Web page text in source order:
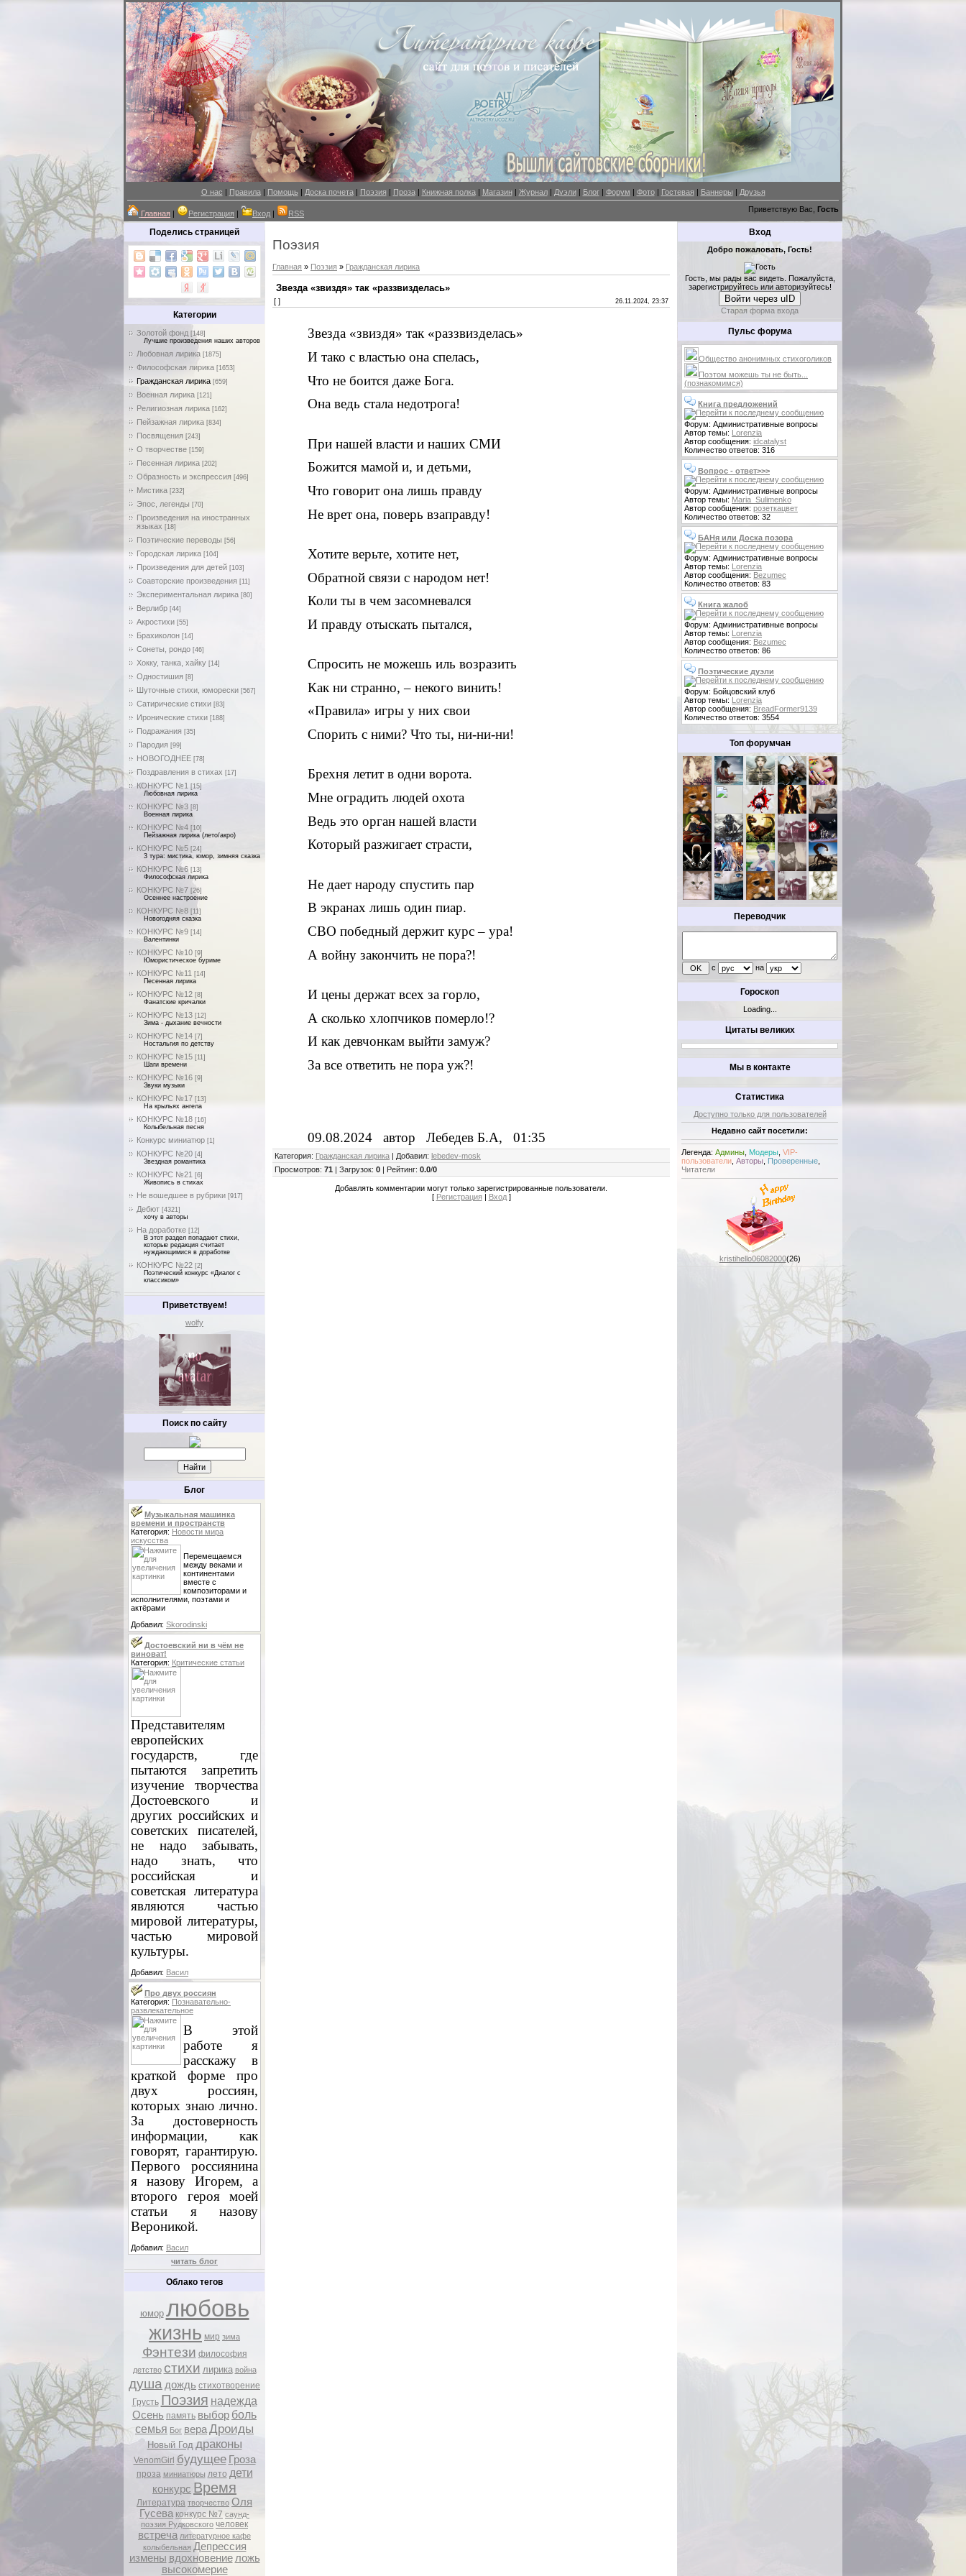
О нас | Правила| Помощь | Доска почета| Поэзия | Проза| Книжная полка| Магазин| Журнал| Дуэли| Блог| Форум | Фото| Гостевая | Баннеры | Друзья
Главная | Регистрация | Вход | RSS Приветствую Вас, Гость
Поделись страницей
Категории
Золотой фонд [148]
Лучшие произведения наших авторов
Любовная лирика [1875]
Философская лирика [1653]
Гражданская лирика [659]
Военная лирика [121]
Религиозная лирика [162]
Пейзажная лирика [834]
Посвящения [243]
О творчестве [159]
Песенная лирика [202]
Образность и экспрессия [496]
Мистика [232]
Эпос, легенды [70]
Произведения на иностранных
языках [18]
Поэтические переводы [56]
Городская лирика [104]
Произведения для детей [103]
Соавторские произведения [11]
Экспериментальная лирика [80]
Верлибр [44]
Акростихи [55]
Брахиколон [14]
Сонеты, рондо [46]
Хокку, танка, хайку [14]
Одностишия [8]
Шуточные стихи, юморески [567]
Сатирические стихи [83]
Иронические стихи [188]
Подражания [35]
Пародия [99]
НОВОГОДНЕЕ [78]
Поздравления в стихах [17]
КОНКУРС №1 [15]
Любовная лирика
КОНКУРС №3 [8]
Военная лирика
КОНКУРС №4 [10]
Пейзажная лирика (лето/акро)
КОНКУРС №5 [24]
3 тура: мистика, юмор, зимняя сказка
КОНКУРС №6 [13]
Философская лирика
КОНКУРС №7 [26]
Осеннее настроение
КОНКУРС №8 [11]
Новогодняя сказка
КОНКУРС №9 [14]
Валентинки
КОНКУРС №10 [9]
Юмористическое буриме
КОНКУРС №11 [14]
Песенная лирика
КОНКУРС №12 [8]
Фанатские кричалки
КОНКУРС №13 [12]
Зима - дыхание вечности
КОНКУРС №14 [7]
Ностальгия по детству
КОНКУРС №15 [11]
Шаги времени
КОНКУРС №16 [9]
Звуки музыки
КОНКУРС №17 [13]
На крыльях ангела
КОНКУРС №18 [16]
Колыбельная песня
Конкурс миниатюр [1]
КОНКУРС №20 [4]
Звездная романтика
КОНКУРС №21 [6]
Живопись в стихах
Не вошедшее в рубрики [917]
Дебют [4321]
хочу в авторы
На доработке [12]
В этот раздел попадают стихи,
которые редакция считает
нуждающимися в доработке
КОНКУРС №22 [2]
Поэтический конкурс «Диалог с
классиком»
Приветствуем!
wolfy
Поиск по сайту
Блог
Музыкальная машинка
времени и пространств
Категория: Новости мира
искусства
Перемещаемся
между веками и
континентами
вместе с
композиторами и
исполнителями, поэтами и
актёрами
Добавил: Skorodinski
Достоевский ни в чём не
виноват!
Категория: Критические статьи
Представителям
европейских
государств, где
пытаются запретить
изучение творчества
Достоевского и
других российских и
советских писателей,
не надо забывать,
надо знать, что
российская и
советская литература
являются частью
мировой литературы,
частью мировой
культуры.
Добавил: Васил
Про двух россиян
Категория: Познавательно-
развлекательное
В этой
работе я
расскажу в
краткой форме про
двух россиян,
которых знаю лично.
За достоверность
информации, как
говорят, гарантирую.
Первого россиянина
я назову Игорем, а
второго героя моей
статьи я назову
Вероникой.
Добавил: Васил
читать блог
Облако тегов
юмор любовь
жизнь мир зима
Фэнтези философия
детство стихи лирика война
душа дождь стихотворение
Грусть Поэзия надежда
Осень память выбор боль
семья Бог вераДроиды
Новый Год драконы
VenomGirl будущее Гроза
проза миниатюры лето дети
конкурс Время
Литература творчество Оля
Гусева конкурс №7 саунд-
поэзия Рудковского человек
встреча литературное кафе
колыбельная Депрессия
измены вдохновение ложь
высокомерие
Поэзия
Главная » Поэзия » Гражданская лирика
Звезда «звиздя» так «раззвизделась»
[ ] 26.11.2024, 23:37
Звезда «звиздя» так «раззвизделась»
И тако с властью она спелась,
Что не боится даже Бога.
Она ведь стала недотрога!
При нашей власти и наших СМИ
Божится мамой и, и детьми,
Что говорит она лишь правду
Не врет она, поверь взаправду!
Хотите верьте, хотите нет,
Обратной связи с народом нет!
Коли ты в чем засомневался
И правду отыскать пытался,
Спросить не можешь иль возразить
Как ни странно, – некого винить!
«Правила» игры у них свои
Спорить с ними? Что ты, ни-ни-ни!
Брехня летит в одни ворота.
Мне оградить людей охота
Ведь это орган нашей власти
Который разжигает страсти,
Не дает народу спустить пар
В экранах лишь один пиар.
СВО победный держит курс – ура!
А войну закончить не пора?!
И цены держат всех за горло,
А сколько хлопчиков померло!?
И как девчонкам выйти замуж?
За все ответить не пора уж?!
09.08.2024 автор Лебедев Б.А, 01:35
Категория: Гражданская лирика Добавил: lebedev-mosk
Просмотров: 71 Загрузок: 0 Рейтинг: 0.0/0
Добавлять комментарии могут только зарегистрированные пользователи.
[ Регистрация Вход]
Вход
Добро пожаловать, Гость!
Гость, мы рады вас видеть. Пожалуйста,
зарегистрируйтесь или авторизуйтесь!
Войти через uID
Старая форма входа
Пульс форума
Общество анонимных стихоголиков
Поэтом можешь ты не быть...
(познакомимся)
Книга предложений
Форум: Административные вопросы
Автор темы: Lorenzia
Автор сообщения: idcatalyst
Количество ответов: 316
Вопрос - ответ>>>
Форум: Административные вопросы
Автор темы: Maria_Sulimenko
Автор сообщения: розеткацвет
Количество ответов: 32
БАНя или Доска позора
Форум: Административные вопросы
Автор темы: Lorenzia
Автор сообщения: Bezumec
Количество ответов: 83
Книга жалоб
Форум: Административные вопросы
Автор темы: Lorenzia
Автор сообщения: Bezumec
Количество ответов: 86
Поэтические дуэли
Форум: Бойцовский клуб
Автор темы: Lorenzia
Автор сообщения: BreadFormer9139
Количество ответов: 3554
Топ форумчан
Переводчик
с на
Гороскоп
Loading...
Цитаты великих
Мы в контакте
Статистика
Доступно только для пользователей
Недавно сайт посетили:
Легенда: Админы Модеры VIP-
пользователи Авторы Проверенные
Читатели
kristihello06082000(26)